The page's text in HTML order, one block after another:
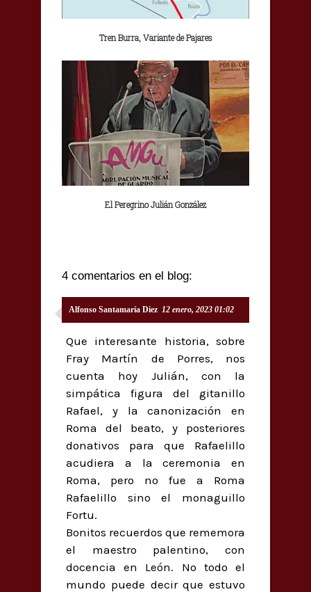
Tren Burra, Variante de Pajares
El Peregrino Julián González
4 comentarios en el blog:
Alfonso Santamaría Diez 12 enero, 2023 01:02
Que interesante historia, sobre
Fray Martín de Porres, nos
cuenta hoy Julián, con la
simpática figura del gitanillo
Rafael, y la canonización en
Roma del beato, y posteriores
donativos para que Rafaelillo
acudiera a la ceremonia en
Roma, pero no fue a Roma
Rafaelillo sino el monaguillo
Fortu.
Bonitos recuerdos que rememora
el maestro palentino, con
docencia en León. No todo el
mundo puede decir que estuvo